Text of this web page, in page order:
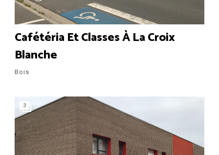
Cafétéria Et Classes À La Croix
Blanche
Bois
3